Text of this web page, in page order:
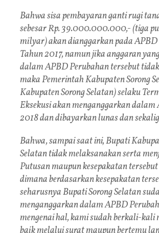
Bahwa sisa pembayaran ganti rugi
sebesar Rp. 39.000.000.000,- (tiga
milyar) akan dianggarkan pada
Tahun 2017, namun jika anggaran
dalam APBD Perubahan tersebut
maka Pemerintah Kabupaten Sorong
Kabupaten Sorong Selatan) selaku
Eksekusi akan menganggarkan dalam
2018 dan dibayarkan lunas dan
Bahwa, sampai saat ini, Bupati
Selatan tidak melaksanakan serta
Putusan maupun kesepakatan
dimana berdasarkan kesepakatan
seharusnya Bupati Sorong Selatan
menganggarkan dalam APBD
mengenai hal, kami sudah berkali-kali